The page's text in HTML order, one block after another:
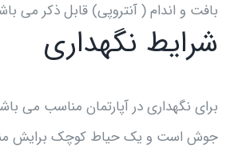
بافت و اندام ( آنتروپی) قابل ذکر می
شرایط نگهداری
برای نگهداری در آپارتمان مناسب می
جوش است و یک حیاط کوچک برایش